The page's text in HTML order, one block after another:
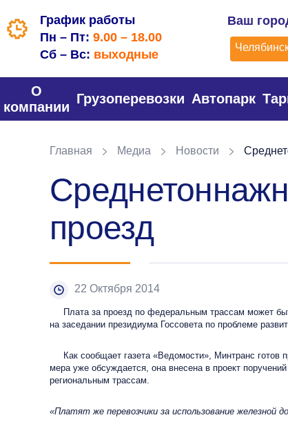
График работы
Пн – Пт: 9.00 – 18.00
Сб – Вс: выходные
Ваш
О
компании
Грузоперевозки Автопарк
Главная Медиа Новости
проезд
22 Октября 2014
Плата за проезд по федеральным трассам может
на заседании президиума Госсовета по проблеме
Как сообщает газета «Ведомости», Минтранс готов
мера уже обсуждается, она внесена в проект
региональным трассам.
«Платят же перевозчики за использование